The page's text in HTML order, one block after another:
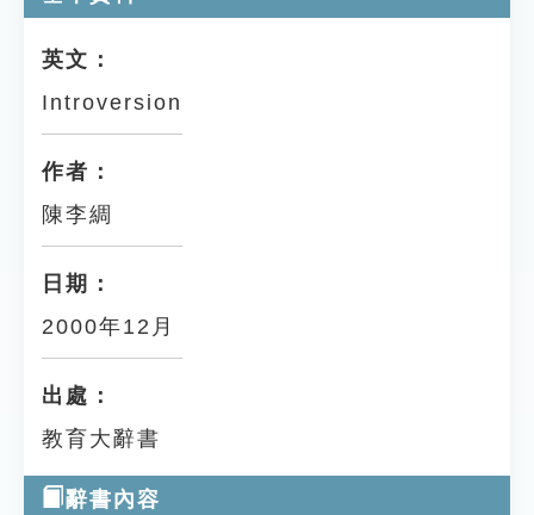
英文：
Introversion
作者：
陳李綢
日期：
2000年12月
出處：
教育大辭書
辭書內容